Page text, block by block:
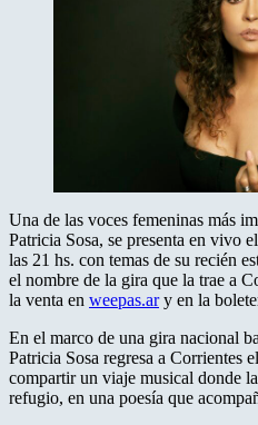
Una de las voces femeninas más
Patricia Sosa, se presenta en vivo
las 21 hs. con temas de su recién
el nombre de la gira que la trae a
la venta en weepas.ary en la
En el marco de una gira nacional
Patricia Sosa regresa a Corrientes
compartir un viaje musical donde
refugio, en una poesía que